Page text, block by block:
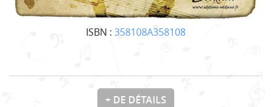
ISBN : 358108A358108
+ DE DÉTAILS